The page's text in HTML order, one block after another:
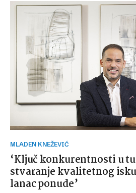
MLADEN KNEŽEVIĆ
‘Ključ konkurentnosti u
stvaranje kvalitetnog
lanac ponude’